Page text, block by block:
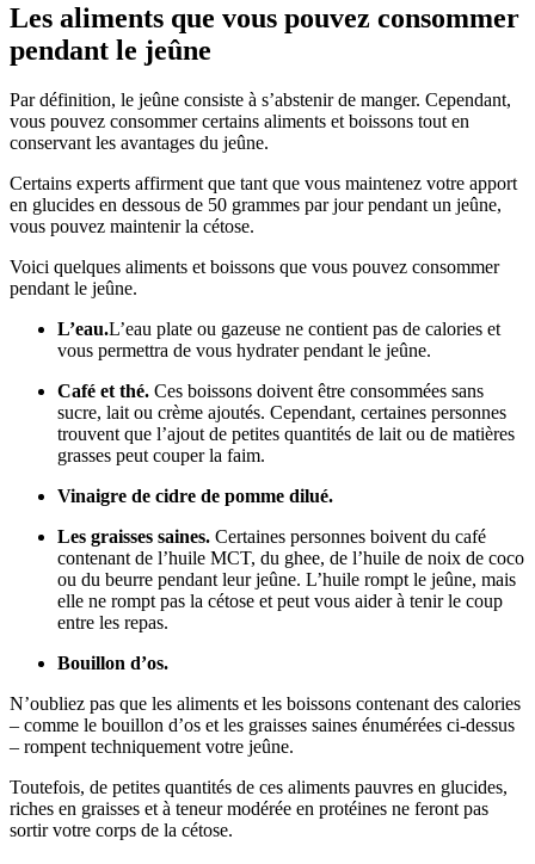
Les aliments que vous pouvez consommer
pendant le jeûne
Par définition, le jeûne consiste à s’abstenir de manger. Cependant,
vous pouvez consommer certains aliments et boissons tout en
conservant les avantages du jeûne.
Certains experts affirment que tant que vous maintenez votre apport
en glucides en dessous de 50 grammes par jour pendant un jeûne,
vous pouvez maintenir la cétose.
Voici quelques aliments et boissons que vous pouvez consommer
pendant le jeûne.
L’eau.L’eau plate ou gazeuse ne contient pas de calories et
vous permettra de vous hydrater pendant le jeûne.
Café et thé. Ces boissons doivent être consommées sans
sucre, lait ou crème ajoutés. Cependant, certaines personnes
trouvent que l’ajout de petites quantités de lait ou de matières
grasses peut couper la faim.
Vinaigre de cidre de pomme dilué.
Les graisses saines. Certaines personnes boivent du café
contenant de l’huile MCT, du ghee, de l’huile de noix de coco
ou du beurre pendant leur jeûne. L’huile rompt le jeûne, mais
elle ne rompt pas la cétose et peut vous aider à tenir le coup
entre les repas.
Bouillon d’os.
N’oubliez pas que les aliments et les boissons contenant des calories
– comme le bouillon d’os et les graisses saines énumérées ci-dessus
– rompent techniquement votre jeûne.
Toutefois, de petites quantités de ces aliments pauvres en glucides,
riches en graisses et à teneur modérée en protéines ne feront pas
sortir votre corps de la cétose.